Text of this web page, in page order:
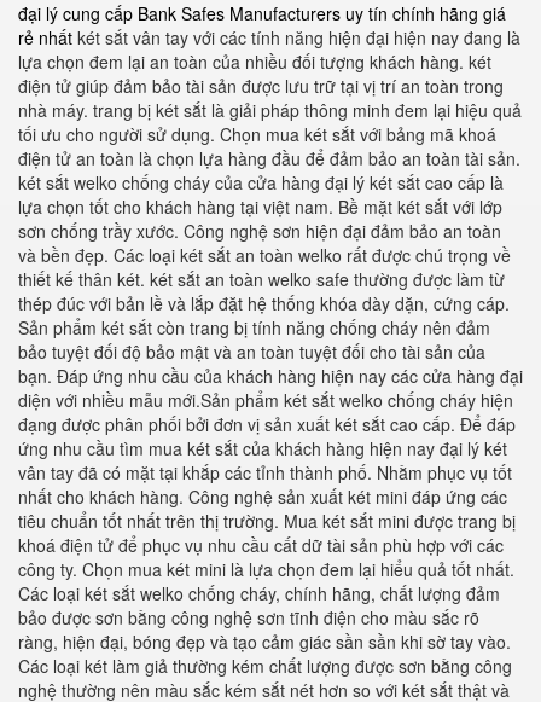
đại lý cung cấp Bank Safes Manufacturers uy tín chính hãng giá
rẻ nhất két sắt vân tay với các tính năng hiện đại hiện nay đang là
lựa chọn đem lại an toàn của nhiều đối tượng khách hàng. két
điện tử giúp đảm bảo tài sản được lưu trữ tại vị trí an toàn trong
nhà máy. trang bị két sắt là giải pháp thông minh đem lại hiệu quả
tối ưu cho người sử dụng. Chọn mua két sắt với bảng mã khoá
điện tử an toàn là chọn lựa hàng đầu để đảm bảo an toàn tài sản.
két sắt welko chống cháy của cửa hàng đại lý két sắt cao cấp là
lựa chọn tốt cho khách hàng tại việt nam. Bề mặt két sắt với lớp
sơn chống trầy xước. Công nghệ sơn hiện đại đảm bảo an toàn
và bền đẹp. Các loại két sắt an toàn welko rất được chú trọng về
thiết kế thân két. két sắt an toàn welko safe thường được làm từ
thép đúc với bản lề và lắp đặt hệ thống khóa dày dặn, cứng cáp.
Sản phẩm két sắt còn trang bị tính năng chống cháy nên đảm
bảo tuyệt đối độ bảo mật và an toàn tuyệt đối cho tài sản của
bạn. Đáp ứng nhu cầu của khách hàng hiện nay các cửa hàng đại
diện với nhiều mẫu mới.Sản phẩm két sắt welko chống cháy hiện
đạng được phân phối bởi đơn vị sản xuất két sắt cao cấp. Để đáp
ứng nhu cầu tìm mua két sắt của khách hàng hiện nay đại lý két
vân tay đã có mặt tại khắp các tỉnh thành phố. Nhằm phục vụ tốt
nhất cho khách hàng. Công nghệ sản xuất két mini đáp ứng các
tiêu chuẩn tốt nhất trên thị trường. Mua két sắt mini được trang bị
khoá điện tử để phục vụ nhu cầu cất dữ tài sản phù hợp với các
công ty. Chọn mua két mini là lựa chọn đem lại hiểu quả tốt nhất.
Các loại két sắt welko chống cháy, chính hãng, chất lượng đảm
bảo được sơn bằng công nghệ sơn tĩnh điện cho màu sắc rõ
ràng, hiện đại, bóng đẹp và tạo cảm giác sần sần khi sờ tay vào.
Các loại két làm giả thường kém chất lượng được sơn bằng công
nghệ thường nên màu sắc kém sắt nét hơn so với két sắt thật và